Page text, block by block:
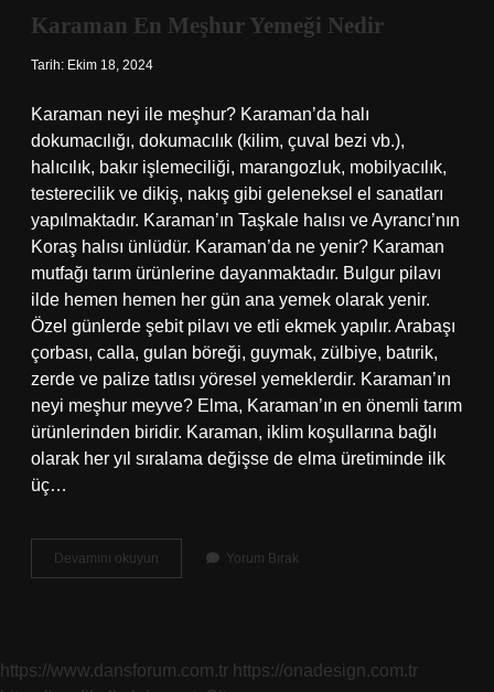
Karaman En Meşhur Yemeği Nedir
Tarih: Ekim 18, 2024
Karaman neyi ile meşhur? Karaman’da halı
dokumacılığı, dokumacılık (kilim, çuval bezi vb.),
halıcılık, bakır işlemeciliği, marangozluk, mobilyacılık,
testerecilik ve dikiş, nakış gibi geleneksel el sanatları
yapılmaktadır. Karaman’ın Taşkale halısı ve Ayrancı’nın
Koraş halısı ünlüdür. Karaman’da ne yenir? Karaman
mutfağı tarım ürünlerine dayanmaktadır. Bulgur pilavı
ilde hemen hemen her gün ana yemek olarak yenir.
Özel günlerde şebit pilavı ve etli ekmek yapılır. Arabaşı
çorbası, calla, gulan böreği, guymak, zülbiye, batırik,
zerde ve palize tatlısı yöresel yemeklerdir. Karaman’ın
neyi meşhur meyve? Elma, Karaman’ın en önemli tarım
ürünlerinden biridir. Karaman, iklim koşullarına bağlı
olarak her yıl sıralama değişse de elma üretiminde ilk
üç…
Devamını okuyun Karaman
En
Yorum Bırak
https://www.dansforum.com.tr https://onadesign.com.tr